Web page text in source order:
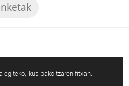
egiteko, ikus bakoitzaren fitxan.